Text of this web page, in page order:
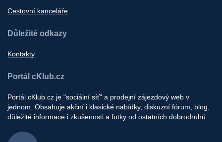
Cestovní kanceláře
Důležité odkazy
Kontakty
Portál cKlub.cz
Portál cKlub.cz je "sociální síť" a prodejní zájezdový web v
jednom. Obsahuje akční i klasické nabídky, diskuzní fórum, blog,
důležité informace i zkušenosti a fotky od ostatních dobrodruhů.